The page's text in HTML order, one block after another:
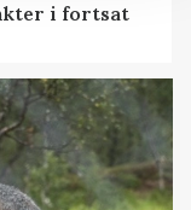
i fortsat